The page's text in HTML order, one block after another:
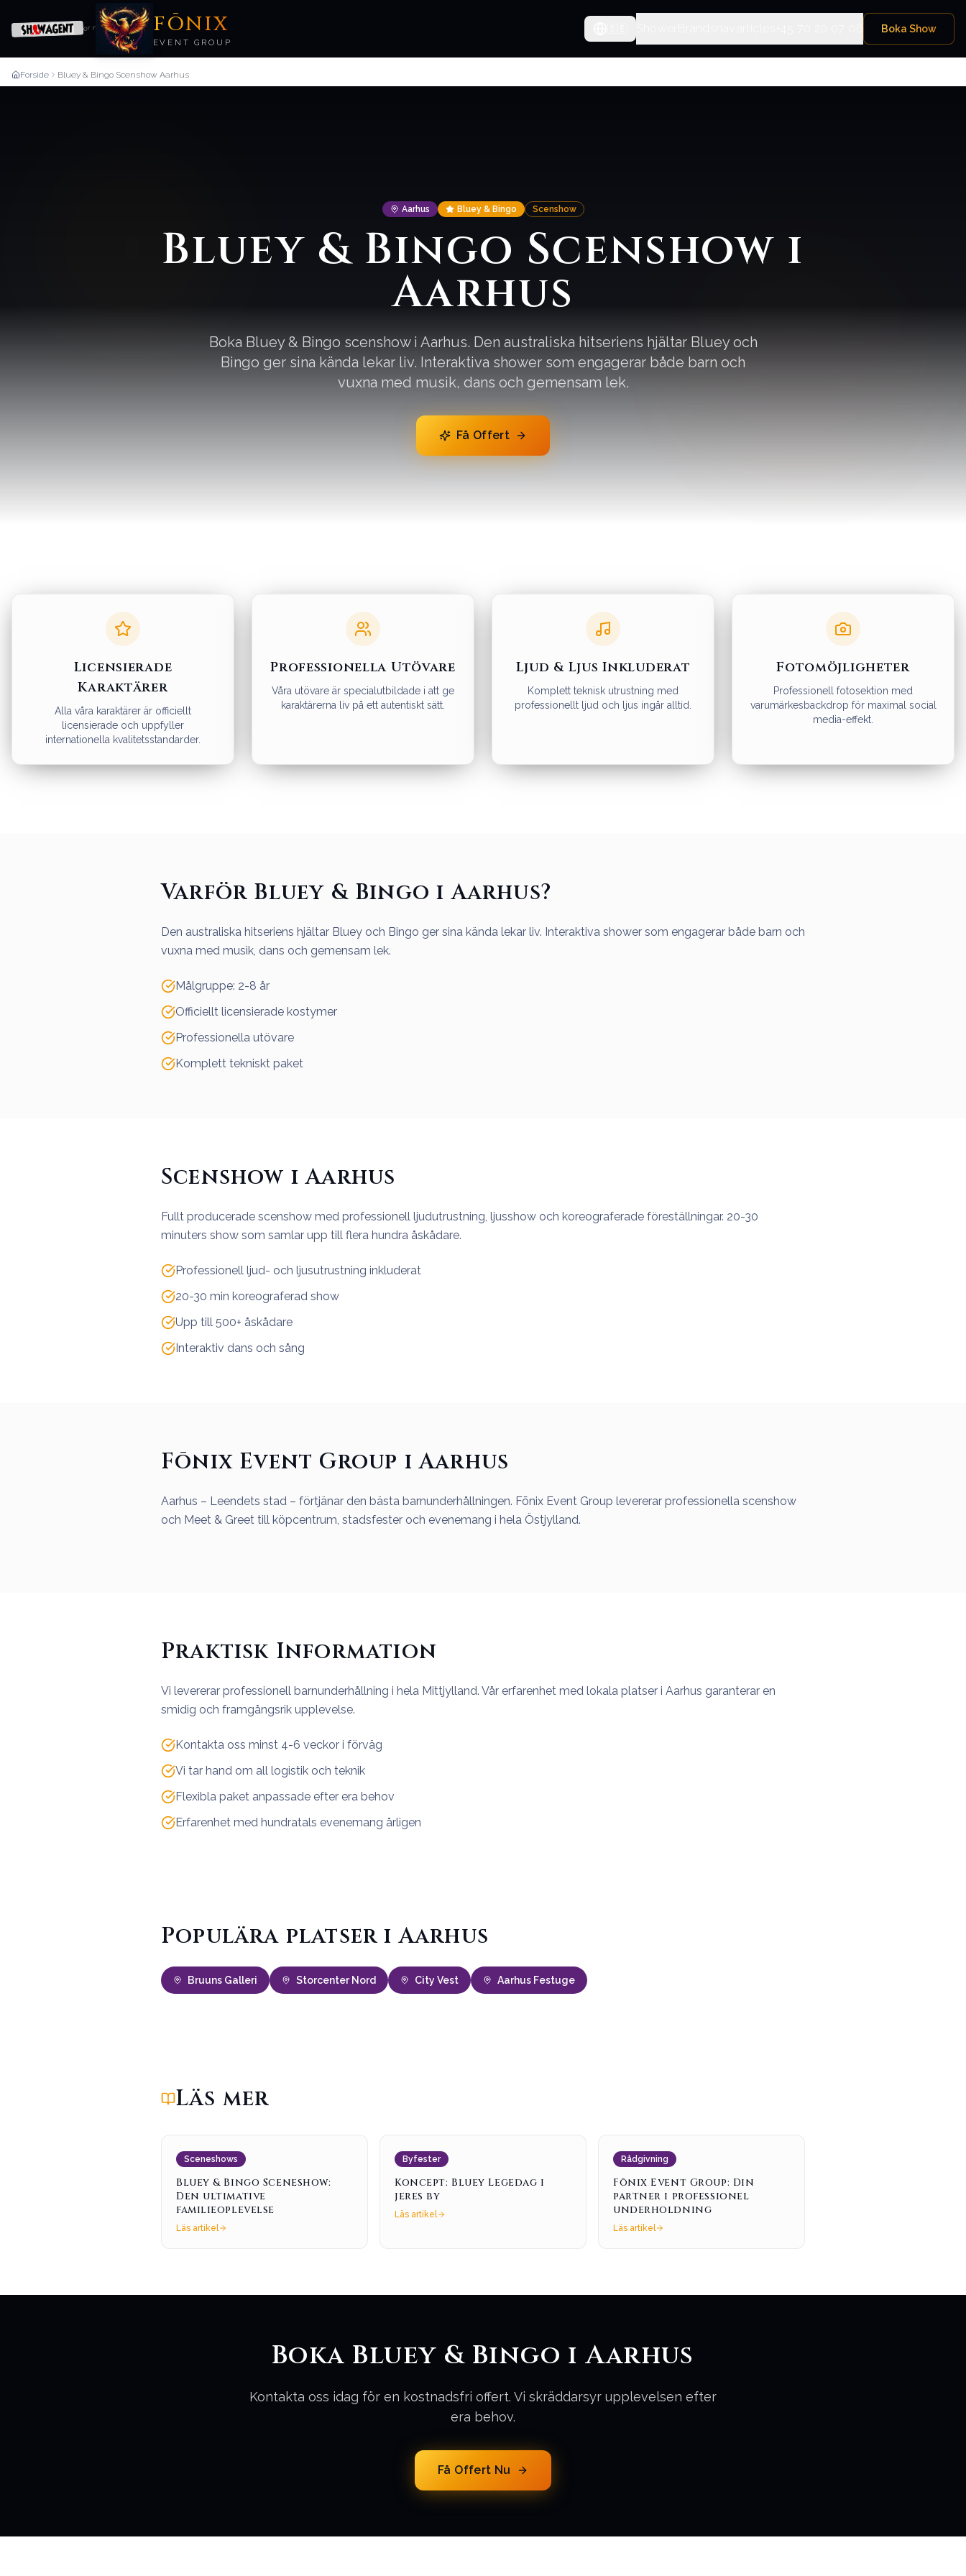
er nu FŌNIX
EVENT GROUP
Boka Show
Forside Bluey & Bingo Scenshow Aarhus
Aarhus Bluey & Bingo Scenshow
Bluey & Bingo Scenshow i
Aarhus
Boka Bluey & Bingo scenshow i Aarhus. Den australiska hitseriens hjältar Bluey och
Bingo ger sina kända lekar liv. Interaktiva shower som engagerar både barn och
vuxna med musik, dans och gemensam lek.
Få Offert
Licensierade
Karaktärer
Alla våra karaktärer är officiellt
licensierade och uppfyller
internationella kvalitetsstandarder.
Professionella Utövare
Våra utövare är specialutbildade i att ge
karaktärerna liv på ett autentiskt sätt.
Ljud & Ljus Inkluderat
Komplett teknisk utrustning med
professionellt ljud och ljus ingår alltid.
Fotomöjligheter
Professionell fotosektion med
varumärkesbackdrop för maximal social
media-effekt.
Varför Bluey & Bingo i Aarhus?
Den australiska hitseriens hjältar Bluey och Bingo ger sina kända lekar liv. Interaktiva shower som engagerar både barn och
vuxna med musik, dans och gemensam lek.
Målgruppe: 2-8 år
Officiellt licensierade kostymer
Professionella utövare
Komplett tekniskt paket
Scenshow i Aarhus
Fullt producerade scenshow med professionell ljudutrustning, ljusshow och koreograferade föreställningar. 20-30
minuters show som samlar upp till flera hundra åskådare.
Professionell ljud- och ljusutrustning inkluderat
20-30 min koreograferad show
Upp till 500+ åskådare
Interaktiv dans och sång
Fōnix Event Group i Aarhus
Aarhus – Leendets stad – förtjänar den bästa barnunderhållningen. Fōnix Event Group levererar professionella scenshow
och Meet & Greet till köpcentrum, stadsfester och evenemang i hela Östjylland.
Praktisk Information
Vi levererar professionell barnunderhållning i hela Mittjylland. Vår erfarenhet med lokala platser i Aarhus garanterar en
smidig och framgångsrik upplevelse.
Kontakta oss minst 4-6 veckor i förväg
Vi tar hand om all logistik och teknik
Flexibla paket anpassade efter era behov
Erfarenhet med hundratals evenemang årligen
Populära platser i Aarhus
Bruuns Galleri Storcenter Nord City Vest Aarhus Festuge
Läs mer
Sceneshows
Bluey & Bingo Sceneshow:
Den ultimative
familieoplevelse
Läs artikel
Byfester
Koncept: Bluey Legedag i
jeres by
Läs artikel
Rådgivning
Fōnix Event Group: Din
partner i professionel
underholdning
Läs artikel
Boka Bluey & Bingo i Aarhus
Kontakta oss idag för en kostnadsfri offert. Vi skräddarsyr upplevelsen efter
era behov.
Få Offert Nu